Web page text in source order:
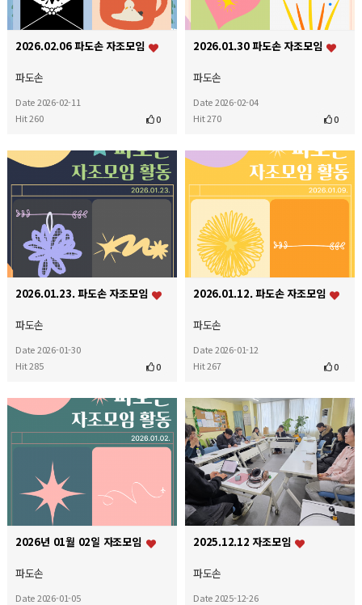
2026.02.06 파도손 자조모임
파도손
Date 2026-02-11
Hit 260
0
2026.01.30 파도손 자조모임
파도손
Date 2026-02-04
Hit 270
0
2026.01.23. 파도손 자조모임
파도손
Date 2026-01-30
Hit 285
0
2026.01.12. 파도손 자조모임
파도손
Date 2026-01-12
Hit 267
0
2026년 01월 02일 자조모임
파도손
Date 2026-01-05
2025.12.12 자조모임
파도손
Date 2025-12-26